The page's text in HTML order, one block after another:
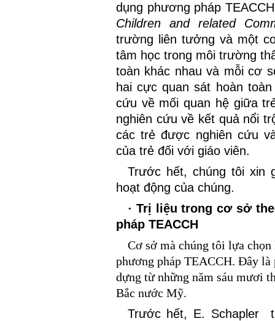
dụng phương pháp
Children and related
trường liên tưởng và một
tâm học trong môi trường
toàn khác nhau và mỗi cơ
hai cực quan sát hoàn
cứu về mối quan hệ giữa
nghiên cứu về kết quả nổi
các trẻ được nghiên cứu
của trẻ đối với giáo viên.
Trước hết, chúng tôi xin
hoạt động của chúng.
· Trị liệu trong cơ sở
pháp TEACCH
Cơ sở mà chúng tôi lựa chọn
phương pháp TEACCH. Đây
dựng từ những năm sáu mươi
Bắc nước Mỹ.
Trước hết, E. Schapler